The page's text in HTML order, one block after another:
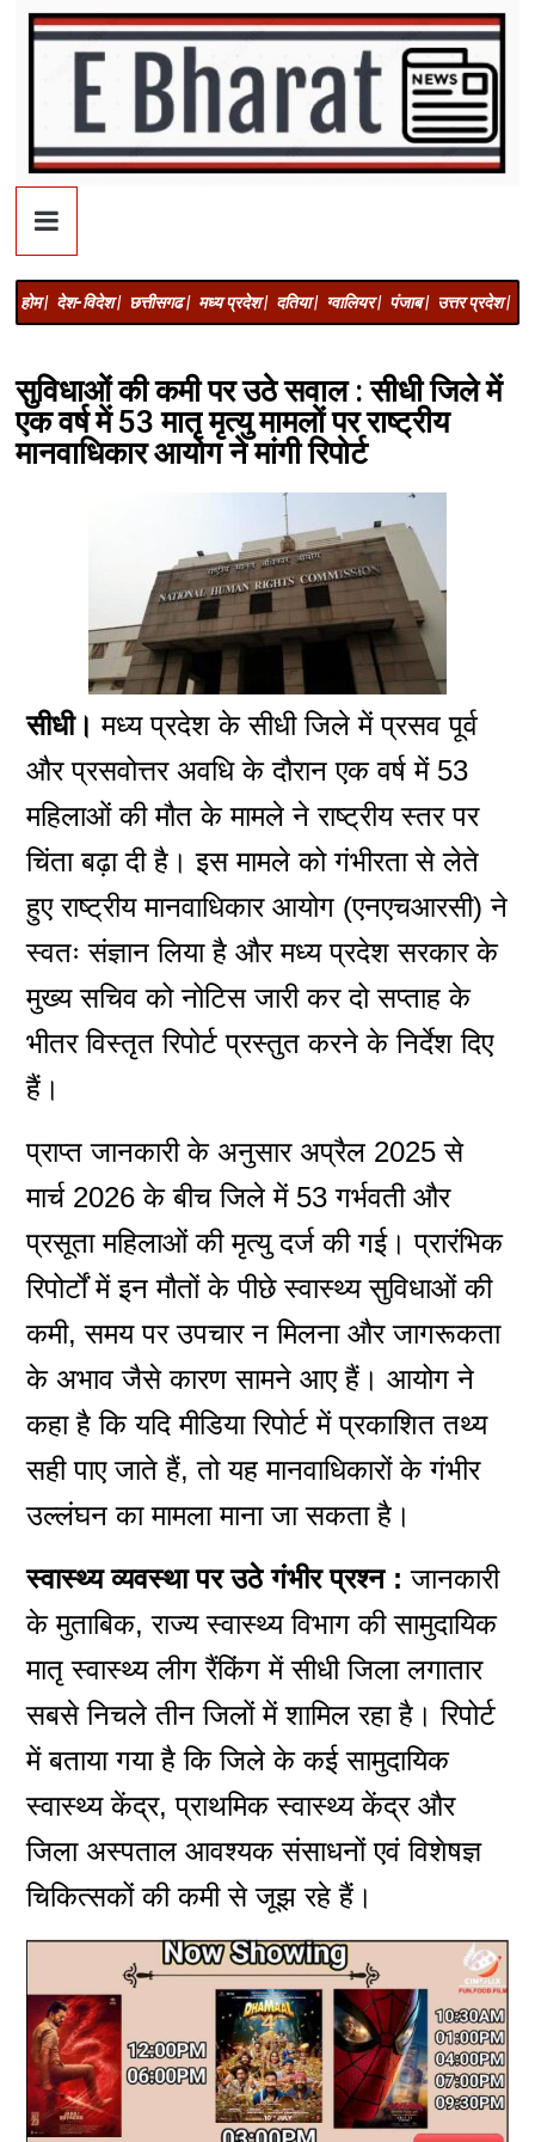
होम | देश-विदेश | छत्तीसगढ | मध्य प्रदेश | दतिया | ग्वालियर | पंजाब | उत्तर प्रदेश |
सुविधाओं की कमी पर उठे सवाल : सीधी जिले में
एक वर्ष में 53 मातृ मृत्यु मामलों पर राष्ट्रीय
मानवाधिकार आयोग ने मांगी रिपोर्ट
सीधी। मध्य प्रदेश के सीधी जिले में प्रसव पूर्व
और प्रसवोत्तर अवधि के दौरान एक वर्ष में 53
महिलाओं की मौत के मामले ने राष्ट्रीय स्तर पर
चिंता बढ़ा दी है। इस मामले को गंभीरता से लेते
हुए राष्ट्रीय मानवाधिकार आयोग (एनएचआरसी) ने
स्वतः संज्ञान लिया है और मध्य प्रदेश सरकार के
मुख्य सचिव को नोटिस जारी कर दो सप्ताह के
भीतर विस्तृत रिपोर्ट प्रस्तुत करने के निर्देश दिए
हैं।
प्राप्त जानकारी के अनुसार अप्रैल 2025 से
मार्च 2026 के बीच जिले में 53 गर्भवती और
प्रसूता महिलाओं की मृत्यु दर्ज की गई। प्रारंभिक
रिपोर्टों में इन मौतों के पीछे स्वास्थ्य सुविधाओं की
कमी, समय पर उपचार न मिलना और जागरूकता
के अभाव जैसे कारण सामने आए हैं। आयोग ने
कहा है कि यदि मीडिया रिपोर्ट में प्रकाशित तथ्य
सही पाए जाते हैं, तो यह मानवाधिकारों के गंभीर
उल्लंघन का मामला माना जा सकता है।
स्वास्थ्य व्यवस्था पर उठे गंभीर प्रश्न :जानकारी
के मुताबिक, राज्य स्वास्थ्य विभाग की सामुदायिक
मातृ स्वास्थ्य लीग रैंकिंग में सीधी जिला लगातार
सबसे निचले तीन जिलों में शामिल रहा है। रिपोर्ट
में बताया गया है कि जिले के कई सामुदायिक
स्वास्थ्य केंद्र, प्राथमिक स्वास्थ्य केंद्र और
जिला अस्पताल आवश्यक संसाधनों एवं विशेषज्ञ
चिकित्सकों की कमी से जूझ रहे हैं।